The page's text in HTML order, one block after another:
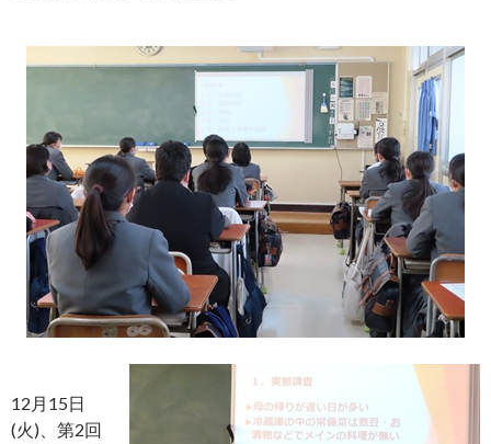
12月15日
(火)、第2回